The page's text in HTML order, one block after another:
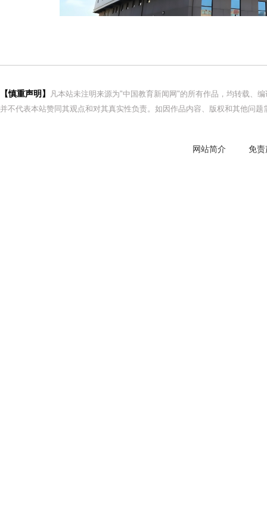
【慎重声明】
凡本站未注明来源为"中国教育新闻网"的所有作品，均转载、
并不代表本站赞同其观点和对其真实性负责。如因作品内容、版权和其他问
网站简介 免责